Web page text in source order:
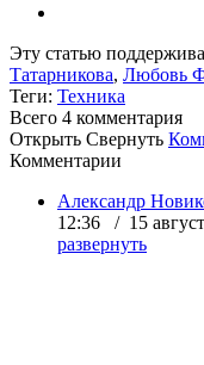
Эту статью
Татарникова, Любовь
Теги: Техника
Всего 4 комментария
Открыть Свернуть
Комментарии
Александр
12:36 / 15
развернуть